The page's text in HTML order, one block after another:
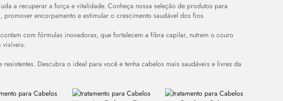
a recuperar a força e vitalidade. Conheça nossa seleção de produtos para
encorpamento e estimular o crescimento saudável dos fios.
com fórmulas inovadoras, que fortalecem a fibra capilar, nutrem o couro
visíveis.
Descubra o ideal para você e tenha cabelos mais saudáveis e livres da